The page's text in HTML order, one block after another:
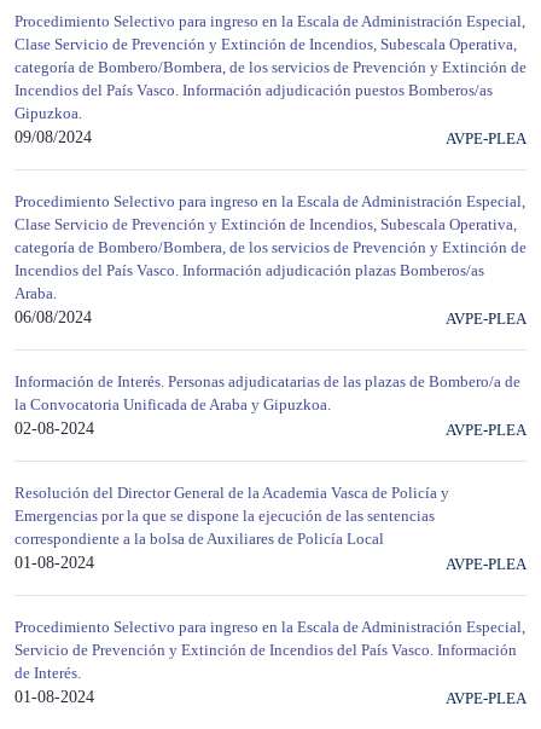
Procedimiento Selectivo para ingreso en la Escala de Administración Especial,
Clase Servicio de Prevención y Extinción de Incendios, Subescala Operativa,
categoría de Bombero/Bombera, de los servicios de Prevención y Extinción de
Incendios del País Vasco. Información adjudicación puestos Bomberos/as
Gipuzkoa.
09/08/2024
AVPE-PLEA
Procedimiento Selectivo para ingreso en la Escala de Administración Especial,
Clase Servicio de Prevención y Extinción de Incendios, Subescala Operativa,
categoría de Bombero/Bombera, de los servicios de Prevención y Extinción de
Incendios del País Vasco. Información adjudicación plazas Bomberos/as
Araba.
06/08/2024
AVPE-PLEA
Información de Interés. Personas adjudicatarias de las plazas de Bombero/a de
la Convocatoria Unificada de Araba y Gipuzkoa.
02-08-2024
AVPE-PLEA
Resolución del Director General de la Academia Vasca de Policía y
Emergencias por la que se dispone la ejecución de las sentencias
correspondiente a la bolsa de Auxiliares de Policía Local
01-08-2024
AVPE-PLEA
Procedimiento Selectivo para ingreso en la Escala de Administración Especial,
Servicio de Prevención y Extinción de Incendios del País Vasco. Información
de Interés.
01-08-2024
AVPE-PLEA